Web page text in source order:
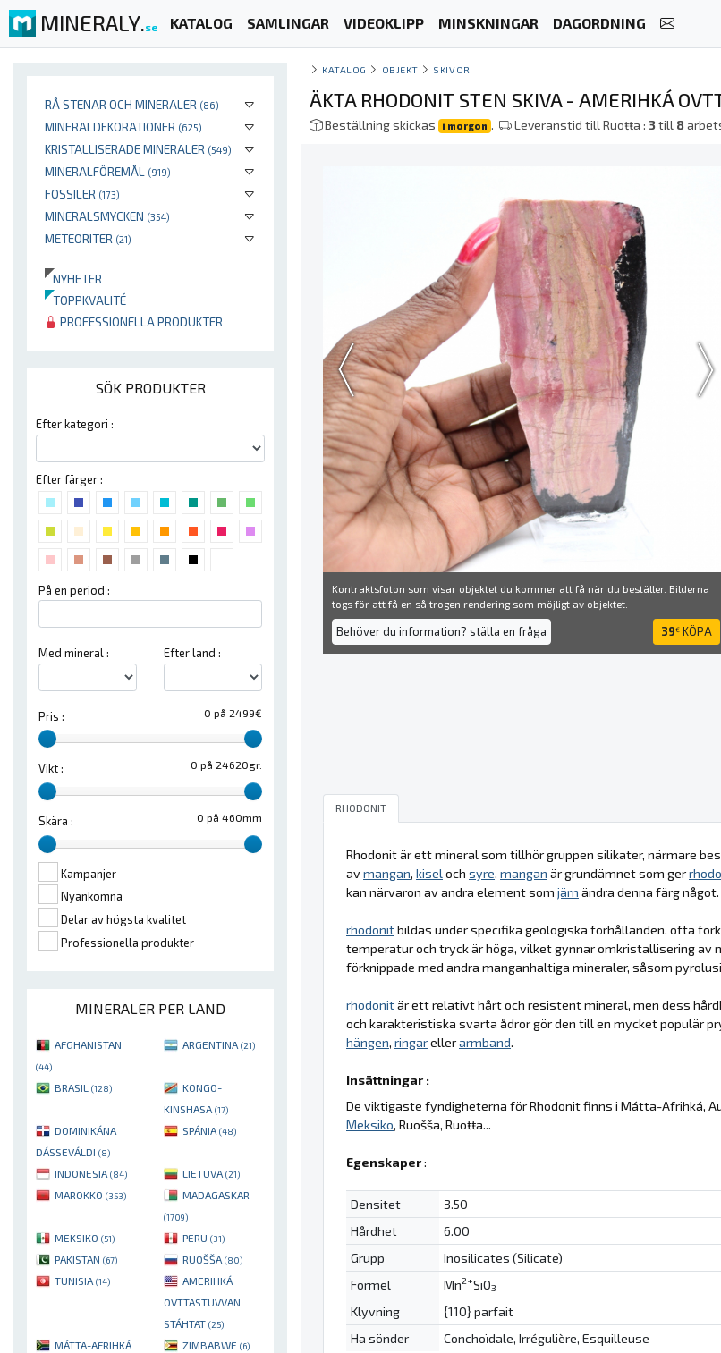
MINERALY.se KATALOG SAMLINGAR VIDEOKLIPP MINSKNINGAR DAGORDNING
RÅ STENAR OCH MINERALER (86)
MINERALDEKORATIONER (625)
KRISTALLISERADE MINERALER (549)
MINERALFÖREMÅL (919)
FOSSILER (173)
MINERALSMYCKEN (354)
METEORITER (21)
NYHETER
TOPPKVALITÉ
PROFESSIONELLA PRODUKTER
SÖK PRODUKTER
Efter kategori :
Efter färger :
På en period :
Med mineral : Efter land :
0 på 2499€
Pris :
0 på 24620gr.
Vikt :
0 på 460mm
Skära :
Kampanjer
Nyankomna
Delar av högsta kvalitet
Professionella produkter
MINERALER PER LAND
AFGHANISTAN
(44)
ARGENTINA (21)
BRASIL (128)
KONGO-
KINSHASA (17)
DOMINIKÁNA
DÁSSEVÁLDI (8)
SPÁNIA (48)
INDONESIA (84) LIETUVA (21)
MAROKKO (353) MADAGASKAR
(1709)
MEKSIKO (51) PERU (31)
PAKISTAN (67) RUOŠŠA (80)
TUNISIA (14)
AMERIHKÁ
OVTTASTUVVAN
STÁHTAT (25)
MÁTTA-AFRIHKÁ ZIMBABWE (6)
KATALOG OBJEKT SKIVOR
ÄKTA RHODONIT STEN SKIVA - AMERIHKÁ
Beställning skickas i morgon . Leveranstid till Ruoŧŧa :3till 8
Kontraktsfoton som visar objektet du kommer att få när du beställer. Bilderna
togs för att få en så trogen rendering som möjligt av objektet.
Behöver du information? ställa en fråga 39€ KÖPA
RHODONIT
Rhodonit är ett mineral som tillhör gruppen silikater, närmare
avmangan, kisel och syre. mangan är grundämnet som ger
kan närvaron av andra element som järn ändra denna färg något.
rhodonitbildas under specifika geologiska förhållanden, ofta
temperatur och tryck är höga, vilket gynnar omkristallisering av
förknippade med andra manganhaltiga mineraler, såsom
rhodonitär ett relativt hårt och resistent mineral, men dess
och karakteristiska svarta ådror gör den till en mycket populär
hängen, ringarellerarmband.
Insättningar :
De viktigaste fyndigheterna för Rhodonit finns i Mátta-Afrihká,
Meksiko, Ruošša, Ruoŧŧa...
Egenskaper:
Densitet
3.50
Hårdhet
6.00
Grupp
Inosilicates (Silicate)
Formel
Mn2+SiO3
Klyvning
{110} parfait
Ha sönder
Conchoïdale, Irrégulière, Esquilleuse